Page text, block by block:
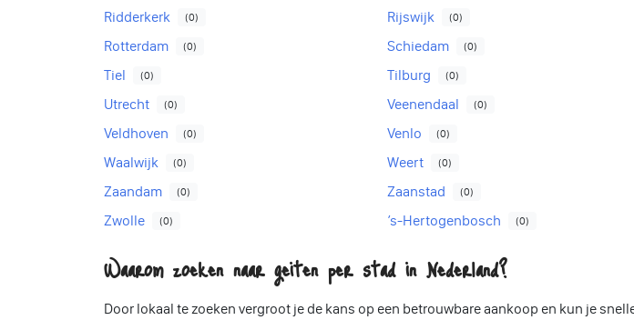
Ridderkerk (0) Rijswijk (0)
Rotterdam (0) Schiedam (0)
Tiel (0) Tilburg (0)
Utrecht (0) Veenendaal (0)
Veldhoven (0) Venlo (0)
Waalwijk (0) Weert (0)
Zaandam (0) Zaanstad (0)
Zwolle (0) ’s-Hertogenbosch (0)
Waarom zoeken naar geiten per stad in Nederland?
Door lokaal te zoeken vergroot je de kans op een betrouwbare aankoop en kun je